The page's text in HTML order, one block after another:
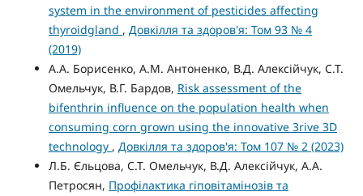
system in the environment of pesticides affecting
thyroidgland , Довкілля та здоров'я: Том 93 № 4
(2019)
А.А. Борисенко, А.М. Антоненко, В.Д. Алексійчук, С.Т.
Омельчук, В.Г. Бардов, Risk assessment of the
bifenthrin influence on the population health when
consuming corn grown using the innovative 3rive 3D
technology , Довкілля та здоров'я: Том 107 № 2 (2023)
Л.Б. Єльцова, С.Т. Омельчук, В.Д. Алексійчук, А.А.
Петросян, Профілактика гіповітамінозів та